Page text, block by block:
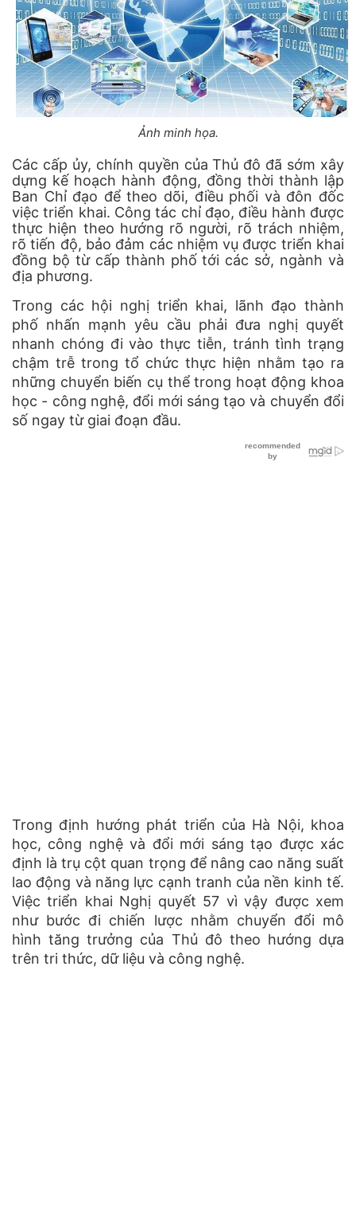
Ảnh minh họa.
Các cấp ủy, chính quyền của Thủ đô đã sớm xây
dựng kế hoạch hành động, đồng thời thành lập
Ban Chỉ đạo để theo dõi, điều phối và đôn đốc
việc triển khai. Công tác chỉ đạo, điều hành được
thực hiện theo hướng rõ người, rõ trách nhiệm,
rõ tiến độ, bảo đảm các nhiệm vụ được triển khai
đồng bộ từ cấp thành phố tới các sở, ngành và
địa phương.
Trong các hội nghị triển khai, lãnh đạo thành
phố nhấn mạnh yêu cầu phải đưa nghị quyết
nhanh chóng đi vào thực tiễn, tránh tình trạng
chậm trễ trong tổ chức thực hiện nhằm tạo ra
những chuyển biến cụ thể trong hoạt động khoa
học - công nghệ, đổi mới sáng tạo và chuyển đổi
số ngay từ giai đoạn đầu.
Trong định hướng phát triển của Hà Nội, khoa
học, công nghệ và đổi mới sáng tạo được xác
định là trụ cột quan trọng để nâng cao năng suất
lao động và năng lực cạnh tranh của nền kinh tế.
Việc triển khai Nghị quyết 57 vì vậy được xem
như bước đi chiến lược nhằm chuyển đổi mô
hình tăng trưởng của Thủ đô theo hướng dựa
trên tri thức, dữ liệu và công nghệ.